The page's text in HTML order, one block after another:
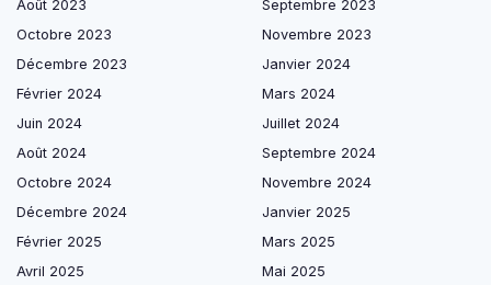
Août 2023
Septembre 2023
Octobre 2023
Novembre 2023
Décembre 2023
Janvier 2024
Février 2024
Mars 2024
Juin 2024
Juillet 2024
Août 2024
Septembre 2024
Octobre 2024
Novembre 2024
Décembre 2024
Janvier 2025
Février 2025
Mars 2025
Avril 2025
Mai 2025